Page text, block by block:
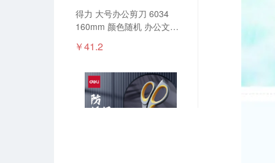
得力 大号办公剪刀 6034
160mm 颜色随机 办公文具
功能剪刀 办公剪刀 大号办公
￥41.2